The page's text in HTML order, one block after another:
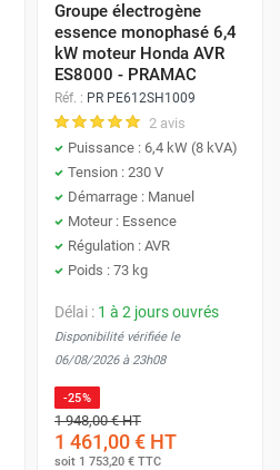
Groupe électrogène
essence monophasé 6,4
kW moteur Honda AVR
ES8000 - PRAMAC
Réf. : PR PE612SH1009
2 avis
Puissance : 6,4 kW (8 kVA)
Tension : 230 V
Démarrage : Manuel
Moteur : Essence
Régulation : AVR
Poids : 73 kg
Délai : 1 à 2 jours ouvrés
Disponibilité vérifiée le
06/08/2026 à 23h08
-25%
1 948,00 €HT
1 461,00 € HT
soit 1 753,20 € TTC